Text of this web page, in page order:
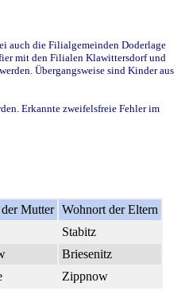
auch die Filialgemeinden Doderlage
mit den Filialen Klawittersdorf und
Übergangsweise sind Kinder aus
Erkannte zweifelsfreie Fehler im
Mutter Wohnort der Eltern
Stabitz
Briesenitz
Zippnow